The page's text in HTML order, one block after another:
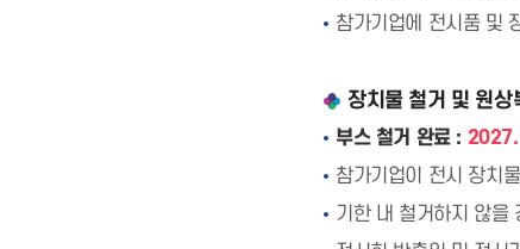
참가기업에 전시품 및
장치물 철거 및 원상
부스 철거 완료 :
참가기업이 전시 장치
기한 내 철거하지 않을